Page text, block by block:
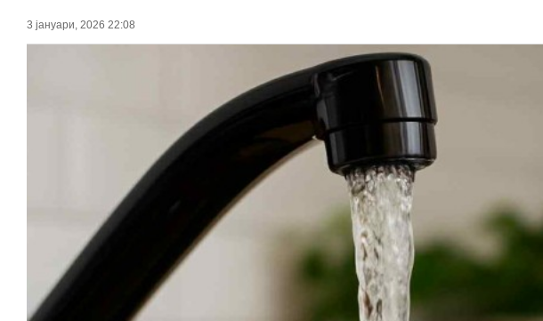
3 јануари, 2026 22:08